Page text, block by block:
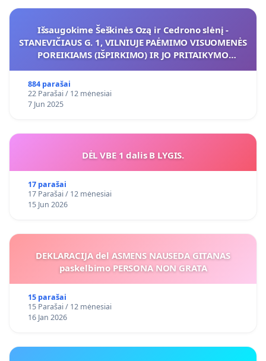
Išsaugokime Šeškinės Ozą ir Cedrono slėnį -
STANEVIČIAUS G. 1, VILNIUJE PAĖMIMO VISUOMENĖS
POREIKIAMS (IŠPIRKIMO) IR JO PRITAIKYMO
884 parašai
22 Parašai / 12 mėnesiai
7 Jun 2025
DĖL VBE 1 dalis B LYGIS.
17 parašai
17 Parašai / 12 mėnesiai
15 Jun 2026
DEKLARACIJA del ASMENS NAUSEDA GITANAS
paskelbimo PERSONA NON GRATA
15 parašai
15 Parašai / 12 mėnesiai
16 Jan 2026